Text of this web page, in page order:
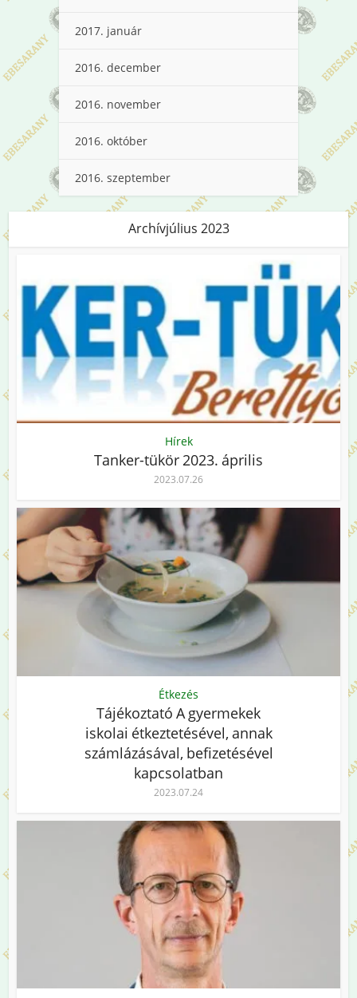
2017. január
2016. december
2016. november
2016. október
2016. szeptember
Archívjúlius 2023
Hírek
Tanker-tükör 2023. április
2023.07.26
Étkezés
Tájékoztató A gyermekek
iskolai étkeztetésével, annak
számlázásával, befizetésével
kapcsolatban
2023.07.24